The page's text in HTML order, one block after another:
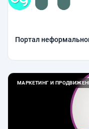
Портал
МАРКЕТИНГ И